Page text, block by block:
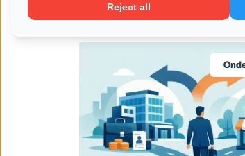
Fiscale impact
uitgelegd
Reject all